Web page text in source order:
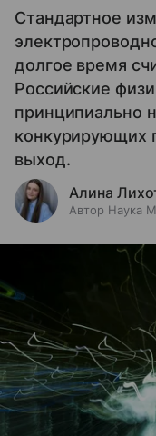
Стандартное
долгое время
Российские
принципиально
конкурирующих
выход.
Алина
Автор Наука